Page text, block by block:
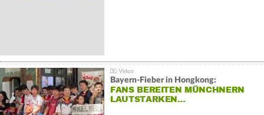
Bayern-Fieber in Hongkong:
FANS BEREITEN MÜNCHNERN
LAUTSTARKEN…